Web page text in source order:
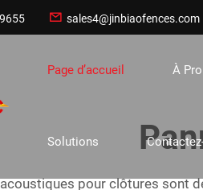
 sales4@jinbiaofences.com
Page d’accueil À
Solutions
pour clôtures sont